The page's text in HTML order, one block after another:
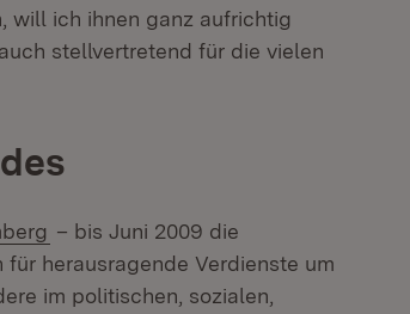
will ich ihnen ganz aufrichtig
stellvertretend für die vielen
(Öffnet in neuem Fenster)
– bis Juni 2009 die
für herausragende Verdienste um
im politischen, sozialen,